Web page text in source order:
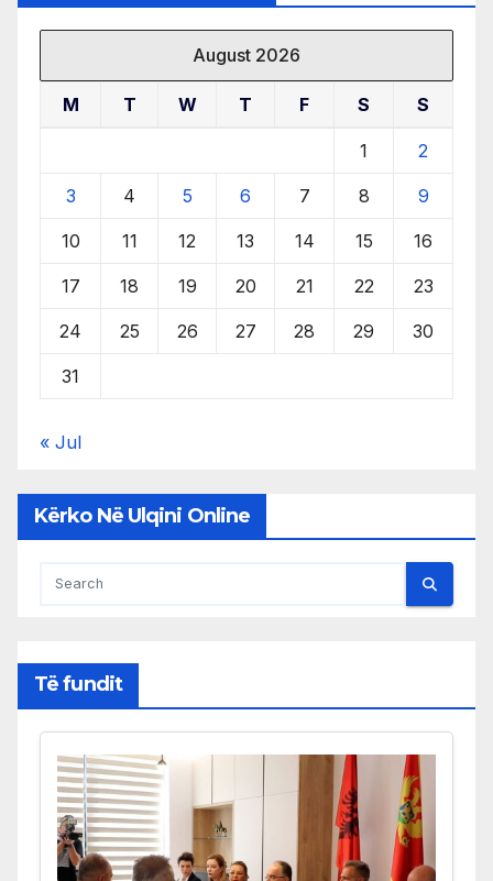
August 2026
M T W T F S S
1 2
3 4 5 6 7 8 9
10 11 12 13 14 15 16
17 18 19 20 21 22 23
24 25 26 27 28 29 30
31
« Jul
Kërko Në Ulqini Online
Të fundit